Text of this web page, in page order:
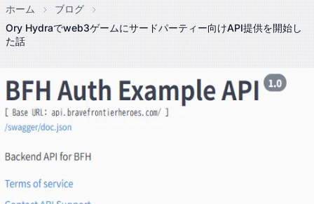
ホーム
ブログ
Ory Hydraでweb3ゲームにサードパーティー向けAPI提供を開始し
た話